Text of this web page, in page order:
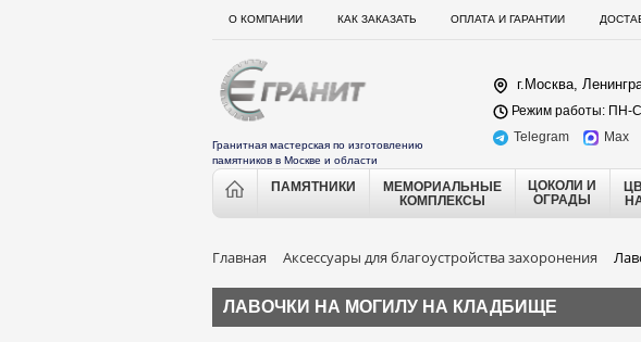
О КОМПАНИИ КАК ЗАКАЗАТЬ ОПЛАТА И ГАРАНТИИ
Гранитная мастерская по изготовлению
памятников в Москве и области
г.Москва,
Режим работы: ПН-
Telegram
Max
ПАМЯТНИКИ
МЕМОРИАЛЬНЫЕ
КОМПЛЕКСЫ
ЦОКОЛИ И
ОГРАДЫ
Главная Аксессуары для благоустройства захоронения
ЛАВОЧКИ НА МОГИЛУ НА КЛАДБИЩЕ